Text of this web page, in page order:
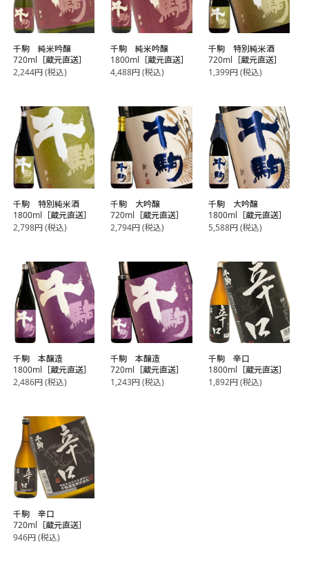
千駒 純米吟醸
720ml［蔵元直送］
2,244円(税込)
千駒 純米吟醸
1800ml［蔵元直送］
4,488円(税込)
千駒 特別純米酒
720ml［蔵元直送］
1,399円(税込)
千駒 特別純米酒
1800ml［蔵元直送］
2,798円(税込)
千駒 大吟醸
720ml［蔵元直送］
2,794円(税込)
千駒 大吟醸
1800ml［蔵元直送］
5,588円(税込)
千駒 本醸造
1800ml［蔵元直送］
2,486円(税込)
千駒 本醸造
720ml［蔵元直送］
1,243円(税込)
千駒 辛口
1800ml［蔵元直送］
1,892円(税込)
千駒 辛口
720ml［蔵元直送］
946円(税込)